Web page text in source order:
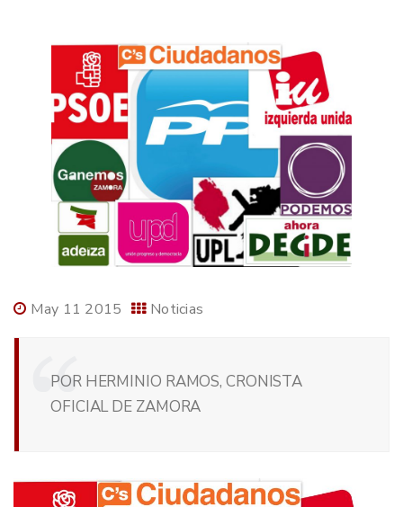
May 11 2015 Noticias
POR HERMINIO RAMOS, CRONISTA
OFICIAL DE ZAMORA